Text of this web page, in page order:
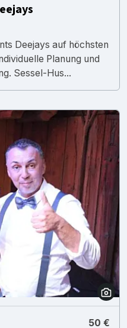
Deejays auf höchsten
Planung und
Sessel-Hus...
50 €